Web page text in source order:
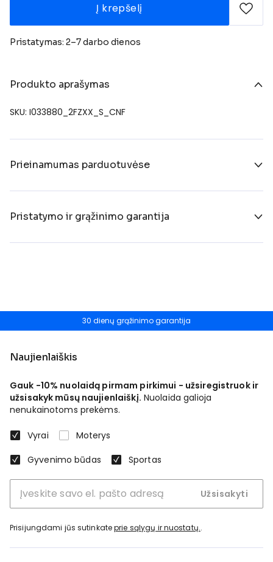
Į krepšelį
Pristatymas: 2–7 darbo dienos
Produkto aprašymas
SKU: I033880_2FZXX_S_CNF
Prieinamumas parduotuvėse
Pristatymo ir grąžinimo garantija
30 dienų grąžinimo garantija
Naujienlaiškis
Gauk -10% nuolaidą pirmam pirkimui - užsiregistruok ir
užsisakyk mūsų naujienlaiškį. Nuolaida galioja
nenukainotoms prekėms.
Vyrai
Moterys
Gyvenimo būdas
Sportas
Užsisakyti
Prisijungdami jūs sutinkateprie sąlygų ir nuostatų..